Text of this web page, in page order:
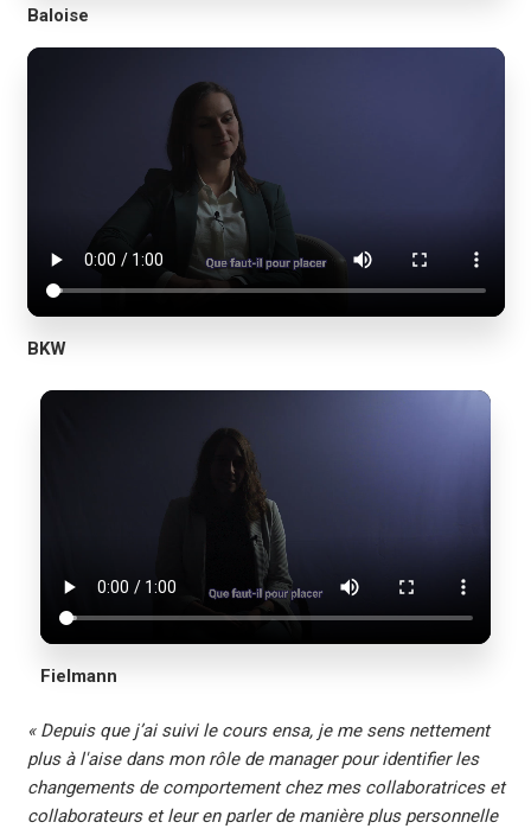
Baloise
BKW
Fielmann
« Depuis que j’ai suivi le cours ensa, je me sens nettement
plus à l'aise dans mon rôle de manager pour identifier les
changements de comportement chez mes collaboratrices et
collaborateurs et leur en parler de manière plus personnelle